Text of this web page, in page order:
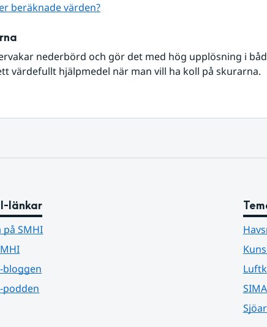
beräknade värden?
nederbörd och gör det med hög upplösning i
värdefullt hjälpmedel när man vill ha koll på skurarna.
länkar
på SMHI
bloggen
podden